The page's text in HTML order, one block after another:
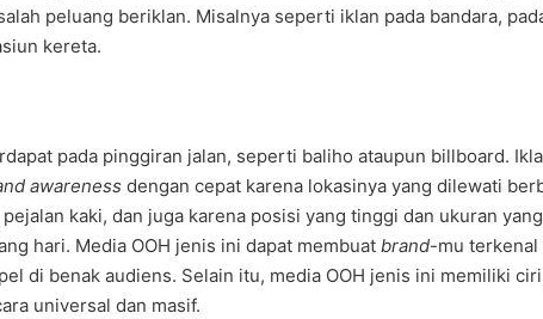
peluang beriklan. Misalnya seperti iklan pada bandara,
kereta.
pada pinggiran jalan, seperti baliho ataupun billboard.
awarenessdengan cepat karena lokasinya yang dilewati
kaki, dan juga karena posisi yang tinggi dan ukuran
hari. Media OOH jenis ini dapat membuatbrand-mu terkenal
di benak audiens. Selain itu, media OOH jenis ini memiliki
universal dan masif.